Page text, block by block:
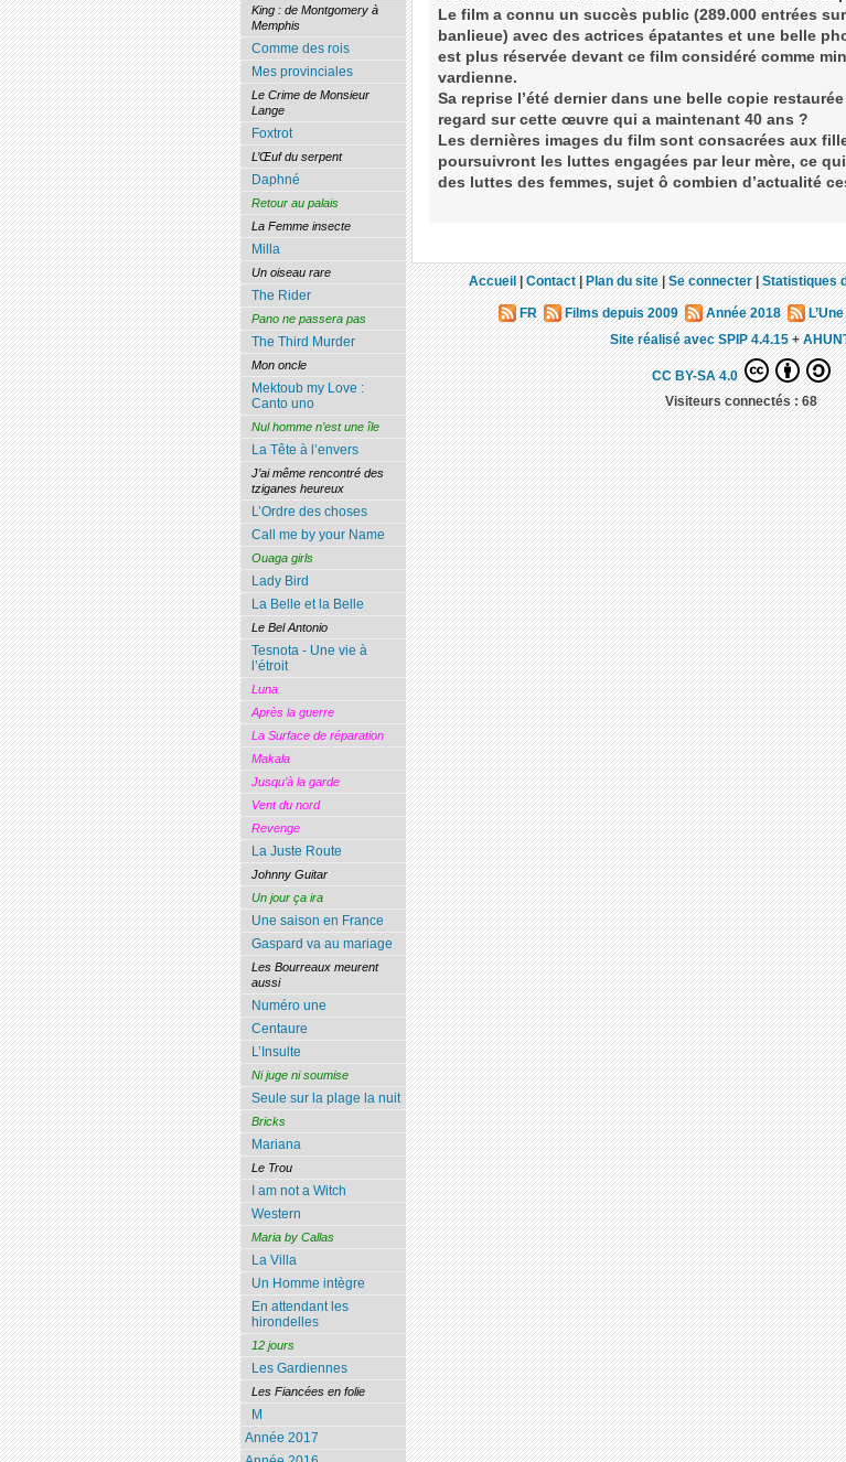
Le film a connu un succès public (289.000 entrées
banlieue) avec des actrices épatantes et une belle
est plus réservée devant ce film considéré comme
vardienne.
Sa reprise l’été dernier dans une belle copie
regard sur cette œuvre qui a maintenant 40 ans ?
Les dernières images du film sont consacrées aux
poursuivront les luttes engagées par leur mère, ce
des luttes des femmes, sujet ô combien d’actualité
King : de Montgomery à
Memphis
Comme des rois
Mes provinciales
Le Crime de Monsieur
Lange
Foxtrot
L’Œuf du serpent
Daphné
Retour au palais
La Femme insecte
Milla
Un oiseau rare
The Rider
Pano ne passera pas
The Third Murder
Mon oncle
Mektoub my Love :
Canto uno
Nul homme n’est une île
La Tête à l’envers
J’ai même rencontré des
tziganes heureux
L’Ordre des choses
Call me by your Name
Ouaga girls
Lady Bird
La Belle et la Belle
Le Bel Antonio
Tesnota - Une vie à
l’étroit
Luna
Après la guerre
La Surface de réparation
Makala
Jusqu’à la garde
Vent du nord
Revenge
La Juste Route
Johnny Guitar
Un jour ça ira
Une saison en France
Gaspard va au mariage
Les Bourreaux meurent
aussi
Numéro une
Centaure
L’Insulte
Ni juge ni soumise
Seule sur la plage la nuit
Bricks
Mariana
Le Trou
I am not a Witch
Western
Maria by Callas
La Villa
Un Homme intègre
En attendant les
hirondelles
12 jours
Les Gardiennes
Les Fiancées en folie
M
Année 2017
Accueil|Contact|Plan du site|Se connecter|Statistiques
FR Films depuis 2009 Année 2018
Site réalisé avec SPIP 4.4.15+
CC BY-SA 4.0
Visiteurs connectés :68